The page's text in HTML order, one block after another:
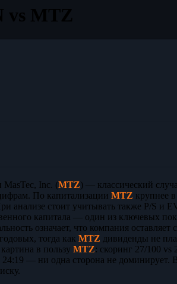
MasTec, Inc. (MTZ) — классический
По капитализации MTZ крупнее
анализе стоит учитывать также P/S и
капитала — один из ключевых
означает, что компания
тогда как MTZ дивиденды не
в пользу MTZ: скоринг 27/100 vs
24:19 — ни одна сторона не